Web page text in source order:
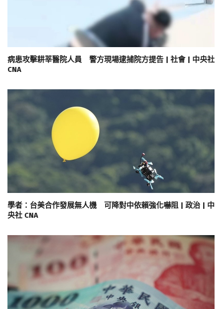
病患攻擊耕莘醫院人員 警方現場逮捕院方提告 | 社會 | 中央社
CNA
學者：台美合作發展無人機 可降對中依賴強化嚇阻 | 政治 | 中
央社 CNA